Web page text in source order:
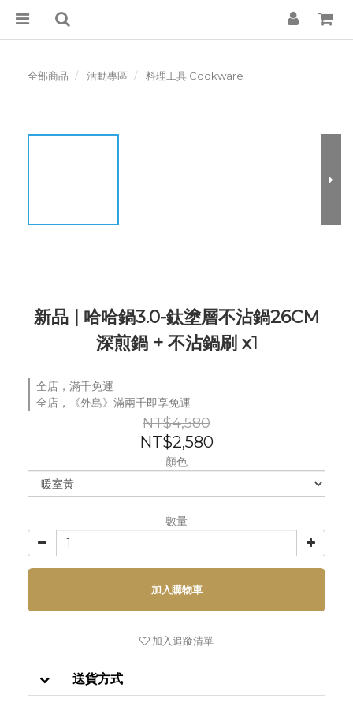
全部商品 活動專區 料理工具 Cookware
新品 | 哈哈鍋3.0-鈦塗層不沾鍋26CM
深煎鍋 + 不沾鍋刷 x1
全店，滿千免運
全店，《外島》滿兩千即享免運
NT$4,580
NT$2,580
顏色
數量
加入購物車
加入追蹤清單
送貨方式